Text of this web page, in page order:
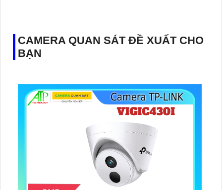
CAMERA QUAN SÁT ĐỀ XUẤT CHO
BẠN